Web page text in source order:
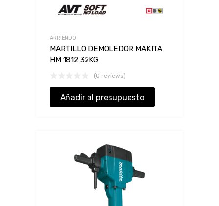
ARRIENDO
MARTILLO DEMOLEDOR MAKITA
HM 1812 32KG
(0 reviews)
Añadir al presupuesto